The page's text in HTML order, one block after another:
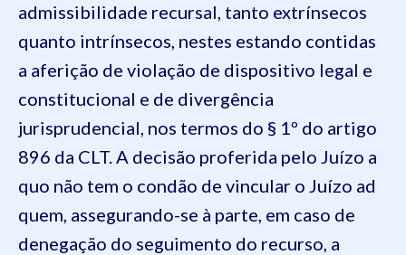
admissibilidade recursal, tanto extrínsecos
quanto intrínsecos, nestes estando contidas
a aferição de violação de dispositivo legal e
constitucional e de divergência
jurisprudencial, nos termos do § 1º do artigo
896 da CLT. A decisão proferida pelo Juízo a
quo não tem o condão de vincular o Juízo ad
quem, assegurando-se à parte, em caso de
denegação do seguimento do recurso, a